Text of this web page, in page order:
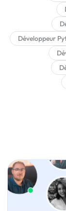
Développeur